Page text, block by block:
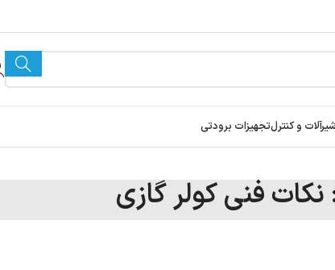
شیرآلات و کنترلتجهیزات برودتی
فنی کولر گازی